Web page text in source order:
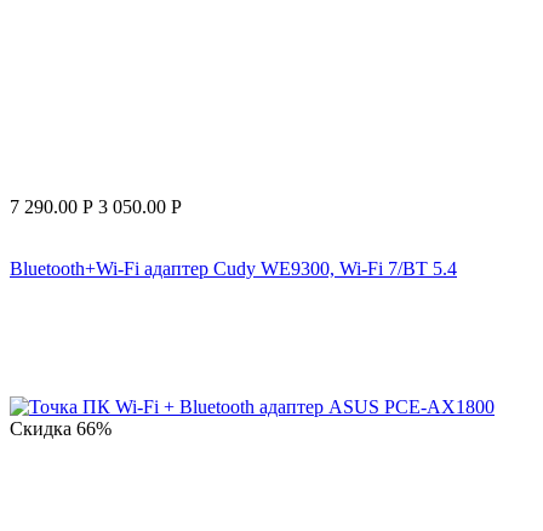
7 290.00 Р 3 050.00 Р
Bluetooth+Wi-Fi адаптер Cudy WE9300, Wi-Fi 7/BT 5.4
Скидка 66%